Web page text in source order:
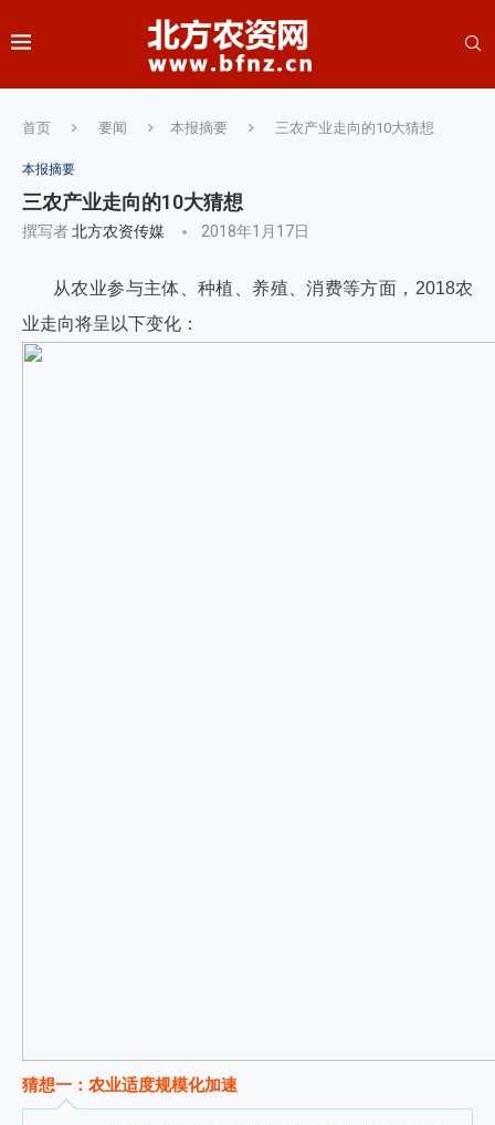
首页 要闻 本报摘要 三农产业走向的10大猜想
本报摘要
三农产业走向的10大猜想
撰写者北方农资传媒 2018年1月17日
从农业参与主体、种植、养殖、消费等方面，2018农
业走向将呈以下变化：
猜想一：农业适度规模化加速